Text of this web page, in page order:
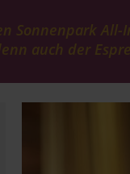
Sonnenpark
auch der